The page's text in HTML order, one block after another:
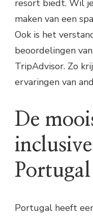
resort biedt. Wil
maken van een
Ook is het
beoordelingen
TripAdvisor. Zo
ervaringen van
De
Portugal
Portugal heeft